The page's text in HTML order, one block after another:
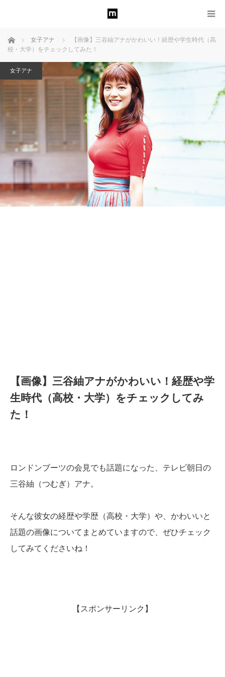
ホーム 女子アナ
【画像】三谷紬アナがかわいい！経歴や学生時代（高
校・大学）をチェックしてみた！
女子アナ
【画像】三谷紬アナがかわいい！経歴や学
生時代（高校・大学）をチェックしてみ
た！
ロンドンブーツの会見でも話題になった、テレビ朝日の
三谷紬（つむぎ）アナ。
そんな彼女の経歴や学歴（高校・大学）や、かわいいと
話題の画像についてまとめていますので、ぜひチェック
してみてくださいね！
【スポンサーリンク】